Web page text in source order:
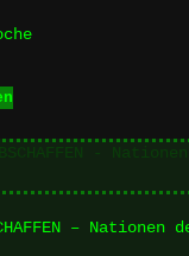
werden
Produkt
mehrere
Die
–